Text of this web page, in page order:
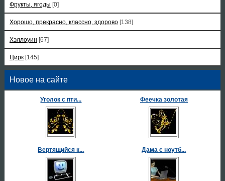
Фрукты, ягоды [0]
Хорошо, прекрасно, классно, здорово [138]
Хэллоуин [67]
Цирк [145]
Новое на сайте
Уголок с пти... Феечка золотая
Вертящийся к... Дама с ноутб...